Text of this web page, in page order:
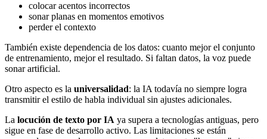
colocar acentos incorrectos
sonar planas en momentos emotivos
perder el contexto
También existe dependencia de los datos: cuanto mejor el conjunto
de entrenamiento, mejor el resultado. Si faltan datos, la voz puede
sonar artificial.
Otro aspecto es la universalidad: la IA todavía no siempre logra
transmitir el estilo de habla individual sin ajustes adicionales.
La locución de texto por IA ya supera a tecnologías antiguas, pero
sigue en fase de desarrollo activo. Las limitaciones se están